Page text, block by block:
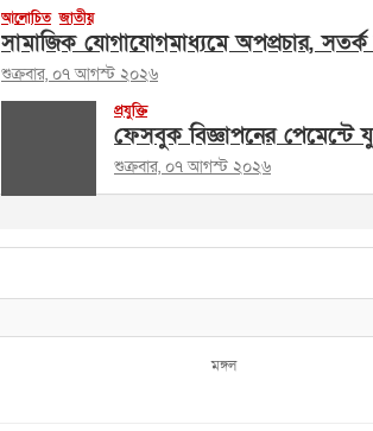
আলোচিত জাতীয়
সামাজিক যোগাযোগমাধ্যমে অপপ্রচার,
শুক্রবার, ০৭ আগস্ট ২০২৬
প্রযুক্তি
ফেসবুক বিজ্ঞাপনের পেমেন্টে
শুক্রবার, ০৭ আগস্ট ২০২৬
মঙ্গল